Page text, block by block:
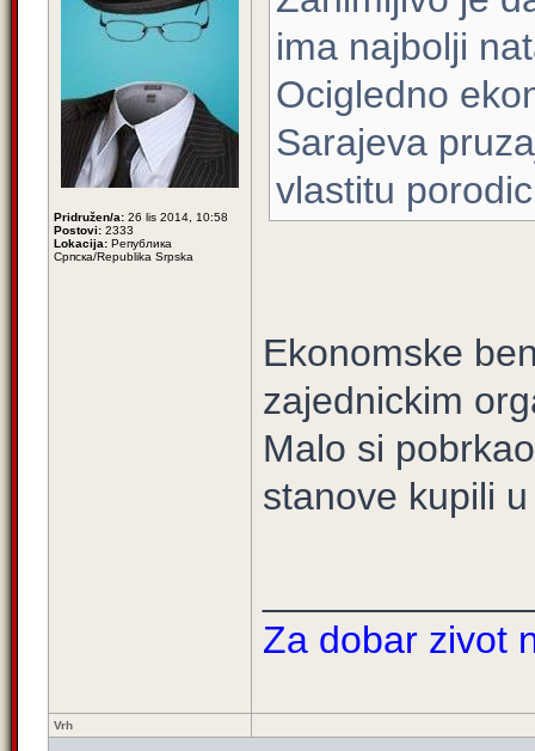
Pridružen/a: 26 lis 2014, 10:58
Postovi: 2333
Lokacija: Република
Српска/Republika Srpska
ima najbolji
Ocigledno
Sarajeva
vlastitu
Ekonomske
zajednickim
Malo si
stanove kupili
Za dobar zivot
Vrh